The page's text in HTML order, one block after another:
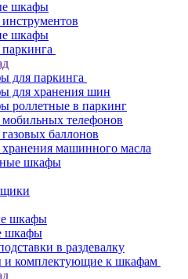
шкафы
шкафы
для паркинга
для хранения шин
роллетные в паркинг
телефонов
баллонов
машинного масла
шкафы
шкафы
шкафы
в раздевалку
и комплектующие к шкафам